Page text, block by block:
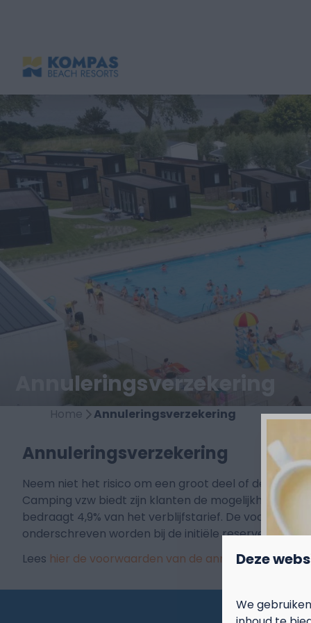
Annuleringsverzekering
Home Annuleringsverzekering
Annuleringsverzekering
Neem niet het risico om een groot deel of de
Camping vzw biedt zijn klanten de mogelijkheid
bedraagt 4,9% van het verblijfstarief. De
onderschreven worden bij de initiële reservering.
Lees hier de voorwaarden van de Deze
We